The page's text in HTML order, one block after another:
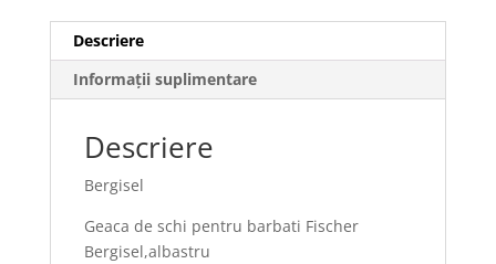
Descriere
Informații suplimentare
Descriere
Bergisel
Geaca de schi pentru barbati Fischer
Bergisel,albastru